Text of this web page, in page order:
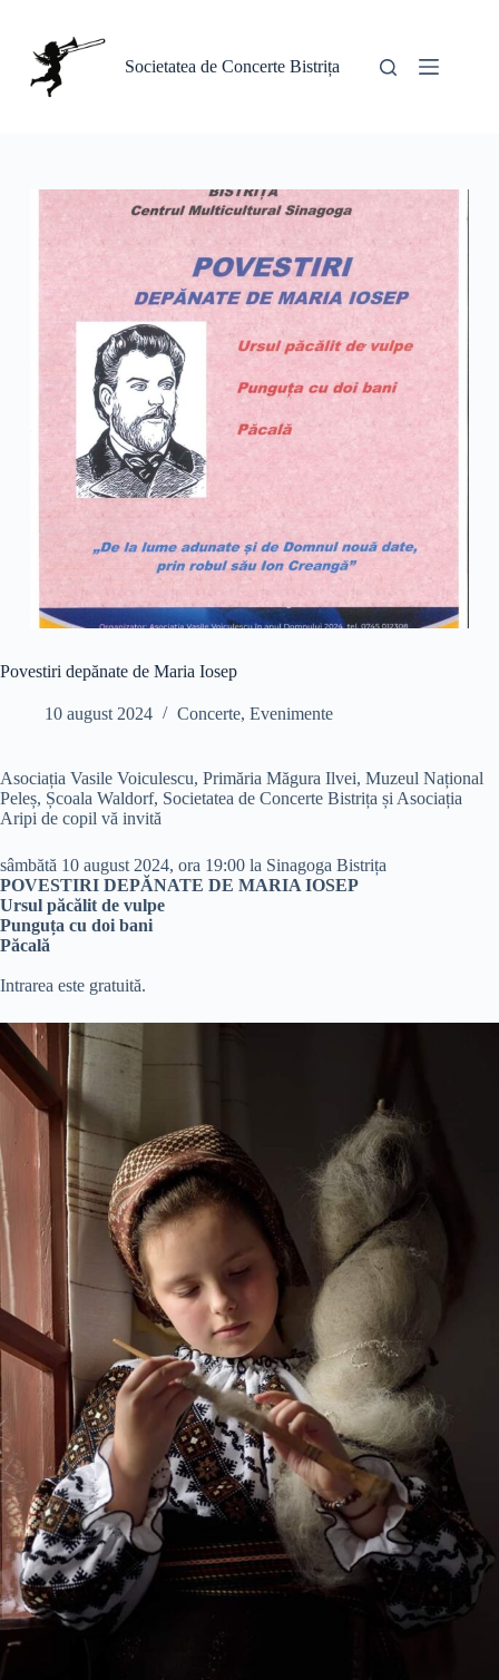
conținut
Societatea de Concerte Bistrița
Povestiri depănate de Maria Iosep
10 august 2024 Concerte, Evenimente
Asociația Vasile Voiculescu, Primăria Măgura Ilvei, Muzeul Național
Peleș, Școala Waldorf, Societatea de Concerte Bistrița și Asociația
Aripi de copil vă invită
sâmbătă 10 august 2024, ora 19:00 la Sinagoga Bistrița
POVESTIRI DEPĂNATE DE MARIA IOSEP
Ursul păcălit de vulpe
Punguța cu doi bani
Păcală
Intrarea este gratuită.